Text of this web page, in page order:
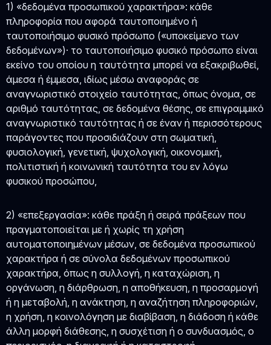
1) «δεδομένα προσωπικού χαρακτήρα»: κάθε
πληροφορία που αφορά ταυτοποιημένο ή
ταυτοποιήσιμο φυσικό πρόσωπο («υποκείμενο των
δεδομένων»)· το ταυτοποιήσιμο φυσικό πρόσωπο είναι
εκείνο του οποίου η ταυτότητα μπορεί να εξακριβωθεί,
άμεσα ή έμμεσα, ιδίως μέσω αναφοράς σε
αναγνωριστικό στοιχείο ταυτότητας, όπως όνομα, σε
αριθμό ταυτότητας, σε δεδομένα θέσης, σε επιγραμμικό
αναγνωριστικό ταυτότητας ή σε έναν ή περισσότερους
παράγοντες που προσιδιάζουν στη σωματική,
φυσιολογική, γενετική, ψυχολογική, οικονομική,
πολιτιστική ή κοινωνική ταυτότητα του εν λόγω
φυσικού προσώπου,
2) «επεξεργασία»: κάθε πράξη ή σειρά πράξεων που
πραγματοποιείται με ή χωρίς τη χρήση
αυτοματοποιημένων μέσων, σε δεδομένα προσωπικού
χαρακτήρα ή σε σύνολα δεδομένων προσωπικού
χαρακτήρα, όπως η συλλογή, η καταχώριση, η
οργάνωση, η διάρθρωση, η αποθήκευση, η προσαρμογή
ή η μεταβολή, η ανάκτηση, η αναζήτηση πληροφοριών,
η χρήση, η κοινολόγηση με διαβίβαση, η διάδοση ή κάθε
άλλη μορφή διάθεσης, η συσχέτιση ή ο συνδυασμός, ο